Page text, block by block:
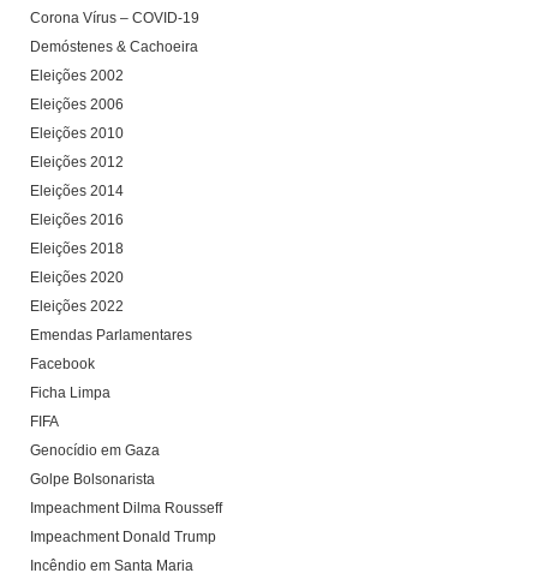
Corona Vírus – COVID-19
Demóstenes & Cachoeira
Eleições 2002
Eleições 2006
Eleições 2010
Eleições 2012
Eleições 2014
Eleições 2016
Eleições 2018
Eleições 2020
Eleições 2022
Emendas Parlamentares
Facebook
Ficha Limpa
FIFA
Genocídio em Gaza
Golpe Bolsonarista
Impeachment Dilma Rousseff
Impeachment Donald Trump
Incêndio em Santa Maria